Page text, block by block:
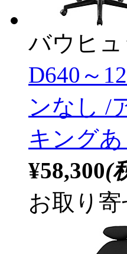
バウヒュ
D640～
ンなし /
キング
¥58,300(
お取り寄